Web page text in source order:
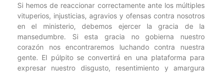
Si hemos de reaccionar correctamente ante los múltiples
vituperios, injusticias, agravios y ofensas contra nosotros
en el ministerio, debemos ejercer la gracia de la
mansedumbre. Si esta gracia no gobierna nuestro
corazón nos encontraremos luchando contra nuestra
gente. El púlpito se convertirá en una plataforma para
expresar nuestro disgusto, resentimiento y amargura